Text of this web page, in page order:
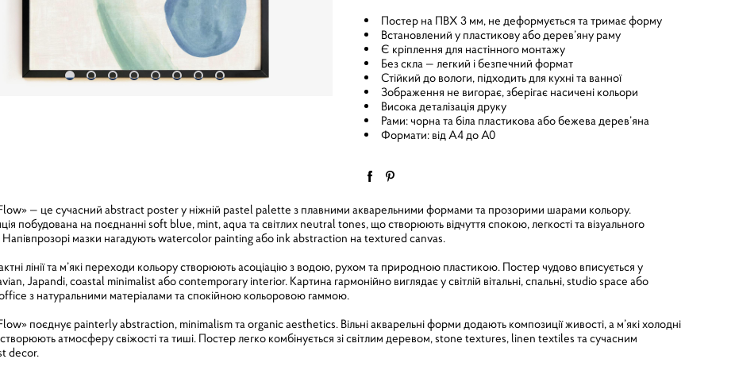
Постер на ПВХ 3 мм, не деформується та тримає форму
Встановлений у пластикову або дерев’яну раму
Є кріплення для настінного монтажу
Без скла — легкий і безпечний формат
Стійкий до вологи, підходить для кухні та ванної
Зображення не вигорає, зберігає насичені кольори
Висока деталізація друку
Рами: чорна та біла пластикова або бежева дерев’яна
Формати: від A4 до A0
— це сучасний abstract poster у ніжній pastel palette з плавними акварельними формами та прозорими шарами кольору.
побудована на поєднанні soft blue, mint, aqua та світлих neutral tones, що створюють відчуття спокою, легкості та візуального
Напівпрозорі мазки нагадують watercolor painting або ink abstraction на textured canvas.
лінії та м’які переходи кольору створюють асоціацію з водою, рухом та природною пластикою. Постер чудово вписується у
Japandi, coastal minimalist або contemporary interior. Картина гармонійно виглядає у світлій вітальні, спальні, studio space або
з натуральними матеріалами та спокійною кольоровою гаммою.
поєднує painterly abstraction, minimalism та organic aesthetics. Вільні акварельні форми додають композиції живості, а м’які холодні
створюють атмосферу свіжості та тиші. Постер легко комбінується зі світлим деревом, stone textures, linen textiles та сучасним
decor.